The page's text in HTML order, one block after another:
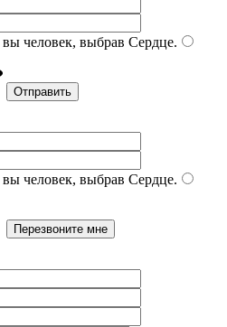
человек, выбрав Сердце.
человек, выбрав Сердце.